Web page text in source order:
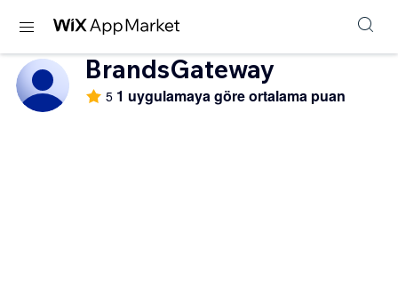
BrandsGateway
5 1 uygulamaya göre ortalama puan